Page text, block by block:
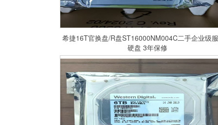
希捷16T官换盘/R盘ST16000NM004C二手企业级
硬盘 3年保修